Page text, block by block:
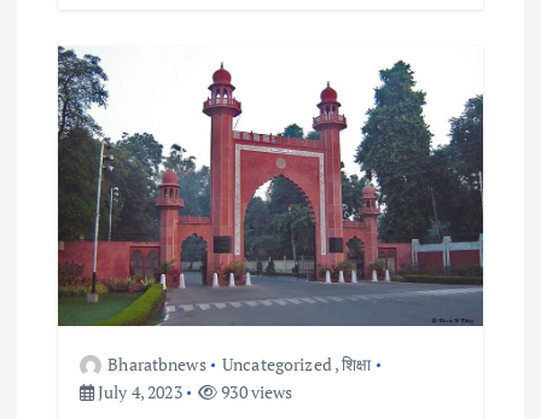
Bharatbnews Uncategorized ,शिक्षा
July 4, 2023
930 views